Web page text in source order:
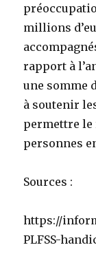
millions
rapport à
une somme
à soutenir
permettre le
personnes
Sources :
https://
PLFSS-